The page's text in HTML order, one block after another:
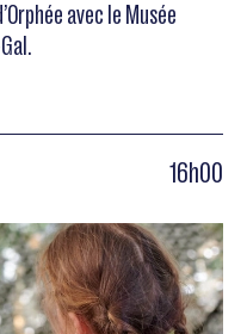
avec le Musée
16h00